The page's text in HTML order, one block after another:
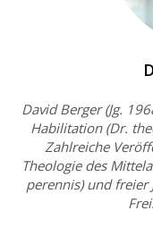
David Berger (Jg.
Habilitation (Dr.
Zahlreiche
Theologie des
perennis) und freier